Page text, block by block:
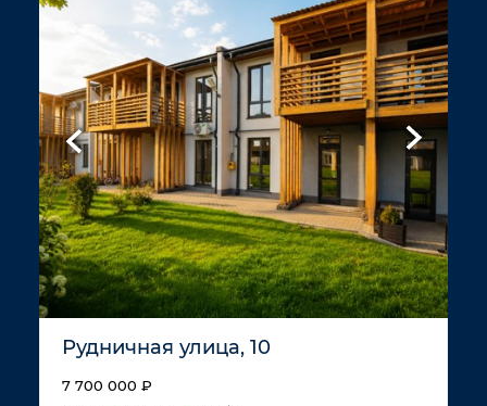
Рудничная улица, 10
7 700 000 ₽